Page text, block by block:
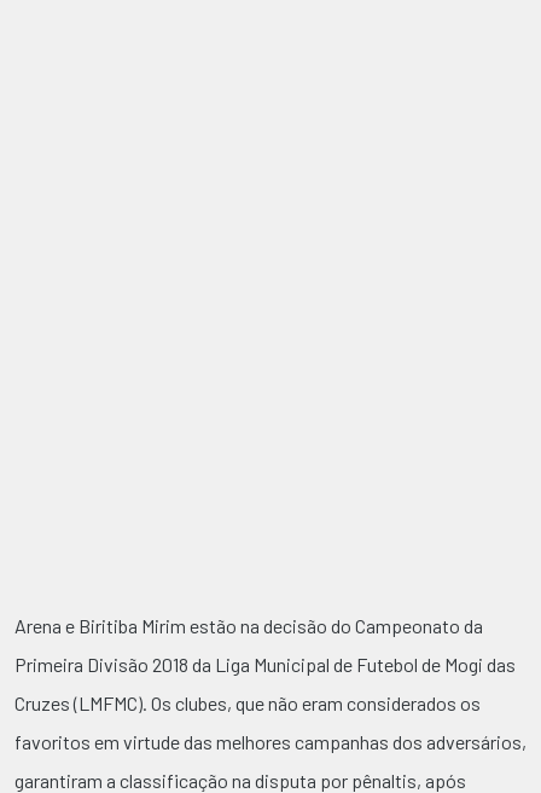
Arena e Biritiba Mirim estão na decisão do Campeonato da
Primeira Divisão 2018 da Liga Municipal de Futebol de Mogi das
Cruzes (LMFMC). Os clubes, que não eram considerados os
favoritos em virtude das melhores campanhas dos adversários,
garantiram a classificação na disputa por pênaltis, após